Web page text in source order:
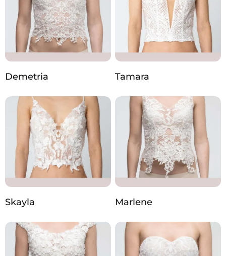
Demetria Tamara
Skayla Marlene